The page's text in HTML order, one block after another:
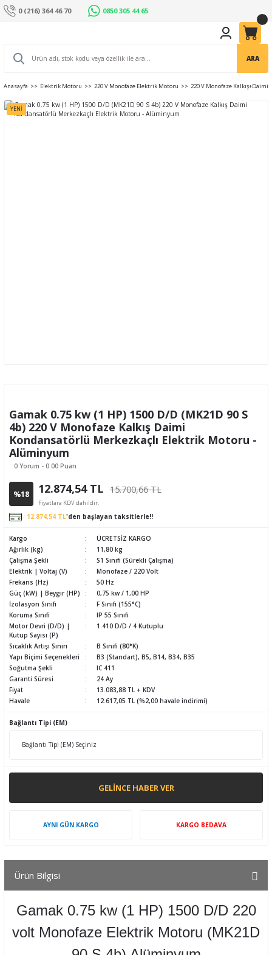
0 (216) 364 46 70 0850 305 44 65
ARA
Anasayfa Elektrik Motoru 220 V Monofaze Elektrik Motoru 220 V Monofaze
YENİ
Gamak 0.75 kw (1 HP) 1500 D/D (MK21D 90 S
4b) 220 V Monofaze Kalkış Daimi
Kondansatörlü Merkezkaçlı Elektrik Motoru -
Alüminyum
0 Yorum - 0.00 Puan
%18 12.874,54 TL 15.700,66 TL
Fiyatlara KDV dahildir.
12.874,54 TL'den başlayan taksitlerle!!
Kargo
ÜCRETSİZ KARGO
Ağırlık (kg)
11,80 kg
Çalışma Şekli
S1 Sınıfı (Sürekli Çalışma)
Elektrik | Voltaj (V)
Monofaze / 220 Volt
Frekans (Hz)
50 Hz
Güç (kW) | Beygir (HP)
0,75 kw / 1,00 HP
İzolasyon Sınıfı
F Sınıfı (155°C)
Koruma Sınıfı
IP 55 Sınıfı
Motor Devri (D/D) |
Kutup Sayısı (P)
1.410 D/D / 4 Kutuplu
Sıcaklık Artışı Sınırı
B Sınıfı (80°K)
Yapı Biçimi Seçenekleri
B3 (Standart), B5, B14, B34, B35
Soğutma Şekli
IC 411
Garanti Süresi
24 Ay
Fiyat
13.083,88 TL + KDV
Havale
12.617,05 TL (%2,00 havale indirimi)
Bağlantı Tipi (EM)
GELINCE HABER VER
AYNI GÜN KARGO KARGO BEDAVA
Ürün Bilgisi
Gamak 0.75 kw (1 HP) 1500 D/D 220
volt Monofaze Elektrik Motoru (MK21D